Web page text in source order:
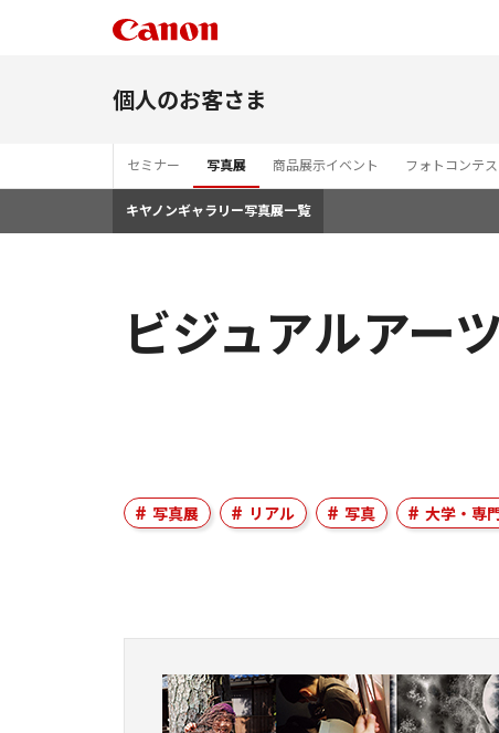
個人のお客さま
セミナー 写真展 商品展示イベント フォトコンテ
キヤノンギャラリー写真展一覧
ビジュアルアー
写真展 リアル 写真 大学・専